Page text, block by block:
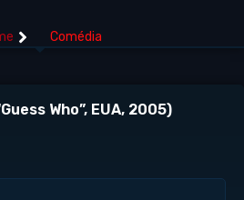
Comédia
Who”, EUA, 2005)